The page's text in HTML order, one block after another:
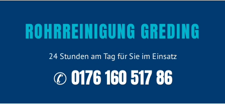
ROHRREINIGUNG GREDING
24 Stunden am Tag für Sie im Einsatz
✆ 0176 160 517 86